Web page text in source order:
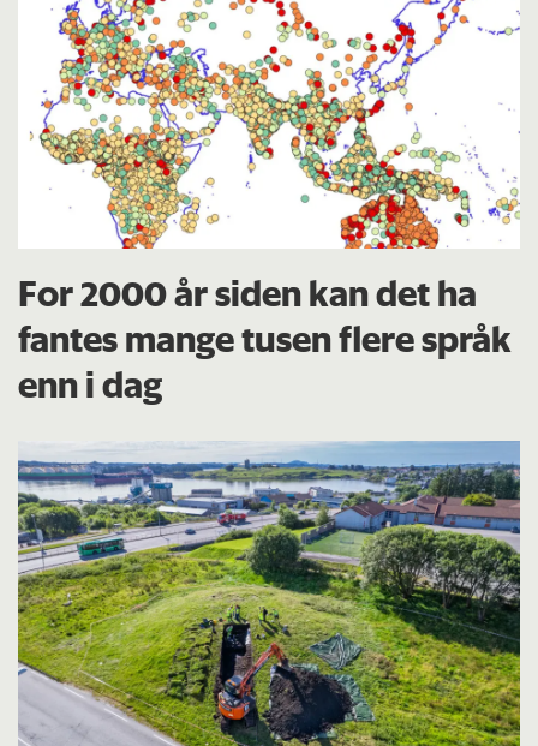
For 2000 år siden kan det ha
fantes mange tusen flere språk
enn i dag